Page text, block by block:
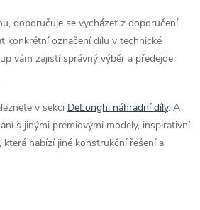
doporučuje se vycházet z doporučení
konkrétní označení dílu v technické
vám zajistí správný výběr a předejde
v sekci DeLonghi náhradní díly. A
s jinými prémiovými modely, inspirativní
, která nabízí jiné konstrukční řešení a